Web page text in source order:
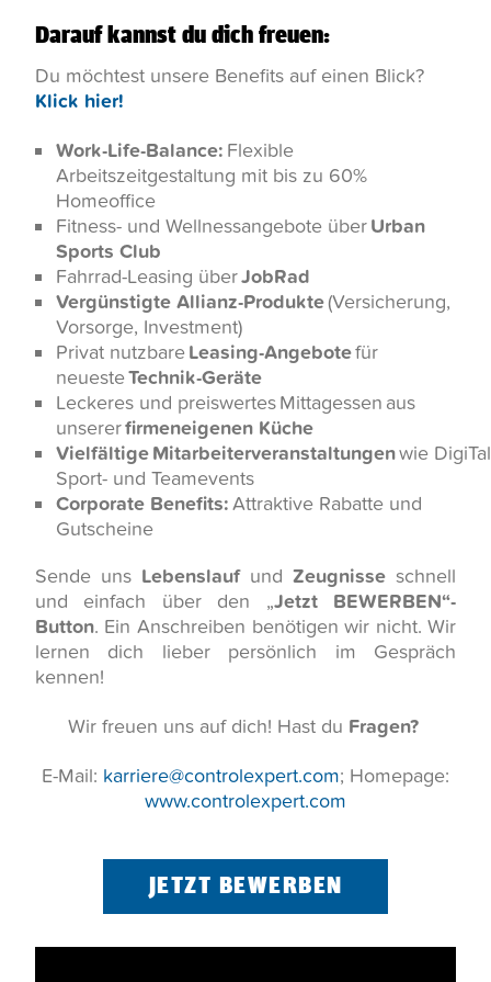
Darauf kannst du dich freuen:
Du möchtest unsere Benefits auf einen Blick?
Klick hier!
Work-Life-Balance: Flexible
Arbeitszeitgestaltung mit bis zu 60%
Homeoffice
Fitness- und Wellnessangebote überUrban
Sports Club
Fahrrad-Leasing überJobRad
Vergünstigte Allianz-Produkte(Versicherung,
Vorsorge, Investment)
Privat nutzbare Leasing-Angebotefür
neuesteTechnik-Geräte
Leckeres und preiswertesMittagessen aus
unsererfirmeneigenen Küche
VielfältigeMitarbeiterveranstaltungenwie
Sport- und Teamevents
Corporate Benefits:Attraktive Rabatte und
Gutscheine
Sende uns LebenslaufundZeugnisse schnell
und einfach über den „Jetzt BEWERBEN“-
Button. Ein Anschreiben benötigen wir nicht. Wir
lernen dich lieber persönlich im Gespräch
kennen!
Wir freuen uns auf dich! Hast du Fragen?
E-Mail: karriere@controlexpert.com; Homepage:
www.controlexpert.com
JETZT BEWERBEN